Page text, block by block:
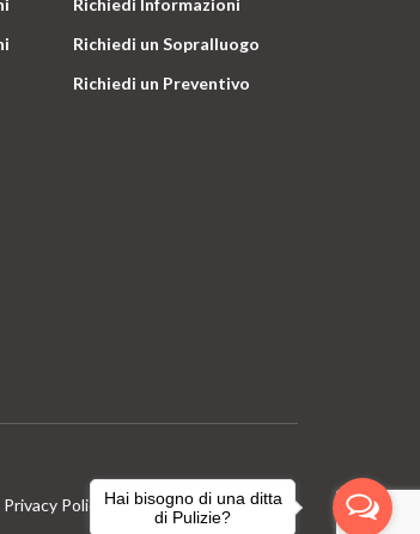
Richiedi Informazioni
Richiedi un Sopralluogo
Richiedi un Preventivo
Privacy Policy Terms & Conditions
Hai bisogno di una ditta
di Pulizie?